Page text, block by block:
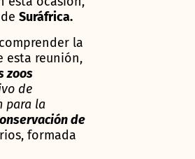
Suráfrica.
la
esta reunión,
zoos
de
para la
de
formada